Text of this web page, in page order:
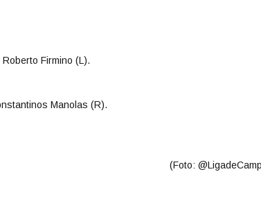
Firmino (L).
Manolas (R).
(Foto: